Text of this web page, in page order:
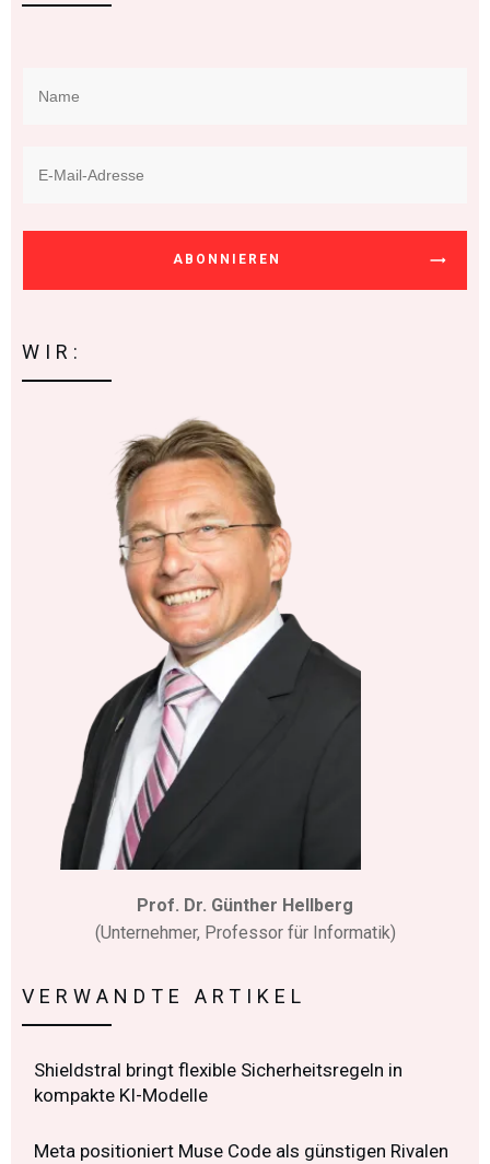
ABONNIEREN
WIR:
Prof. Dr. Günther Hellberg
(Unternehmer, Professor für Informatik)
VERWANDTE ARTIKEL
Shieldstral bringt flexible Sicherheitsregeln in
kompakte KI-Modelle
Meta positioniert Muse Code als günstigen Rivalen